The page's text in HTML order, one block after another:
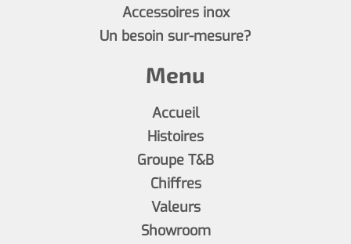
Accessoires inox
Un besoin sur-mesure?
Menu
Accueil
Histoires
Groupe T&B
Chiffres
Valeurs
Showroom